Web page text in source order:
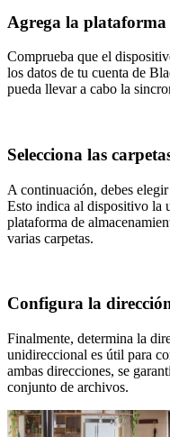
Agrega la plataforma
Comprueba que el
los datos de tu cuenta de
pueda llevar a cabo la
Selecciona las
A continuación, debes
Esto indica al dispositivo la
plataforma de
varias carpetas.
Configura la
Finalmente, determina la
unidireccional es útil para
ambas direcciones, se
conjunto de archivos.